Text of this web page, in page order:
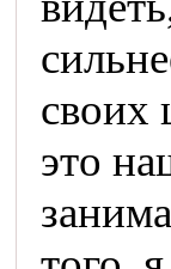
своих
это